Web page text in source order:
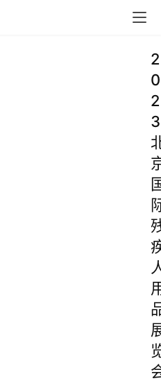
2
0
2
3